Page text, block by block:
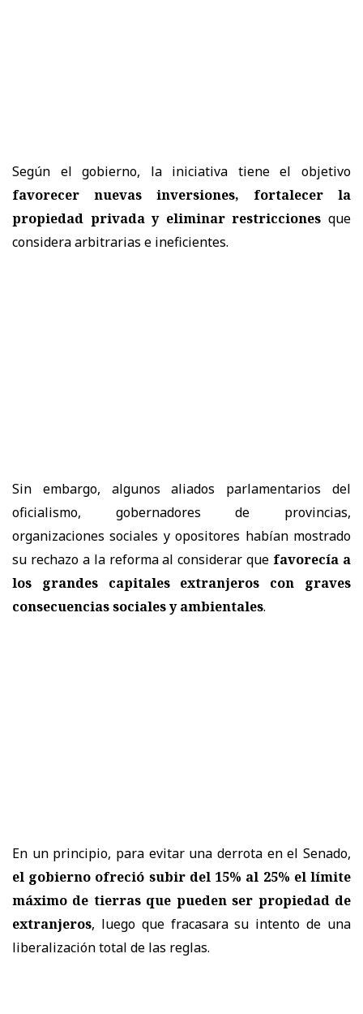
Según el gobierno, la iniciativa tiene el objetivo
favorecer nuevas inversiones, fortalecer la
propiedad privada y eliminar restricciones que
considera arbitrarias e ineficientes.
Sin embargo, algunos aliados parlamentarios del
oficialismo, gobernadores de provincias,
organizaciones sociales y opositores habían mostrado
su rechazo a la reforma al considerar que favorecía a
los grandes capitales extranjeros con graves
consecuencias sociales y ambientales.
En un principio, para evitar una derrota en el Senado,
el gobierno ofreció subir del 15% al 25% el límite
máximo de tierras que pueden ser propiedad de
extranjeros, luego que fracasara su intento de una
liberalización total de las reglas.